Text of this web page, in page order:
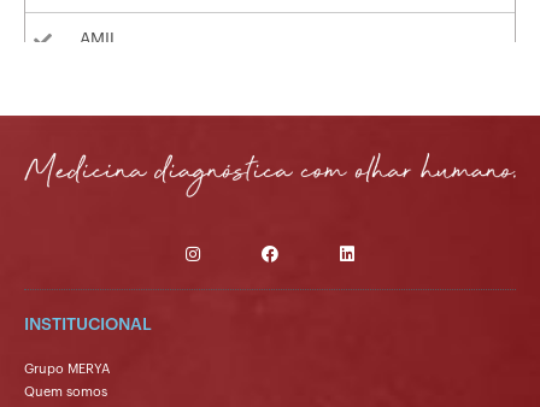
AMIL
CARE PLUS
INSTITUCIONAL
Grupo MERYA
Quem somos